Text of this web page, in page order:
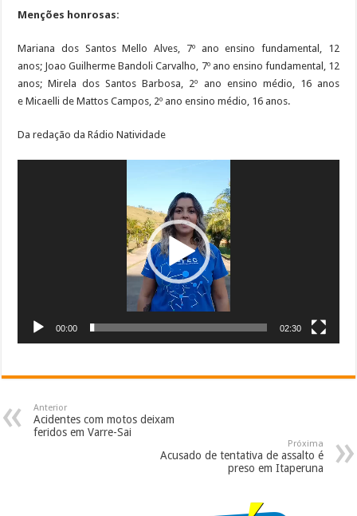
Menções honrosas:
Mariana dos Santos Mello Alves, 7º ano ensino fundamental, 12
anos; Joao Guilherme Bandoli Carvalho, 7º ano ensino fundamental, 12
anos; Mirela dos Santos Barbosa, 2º ano ensino médio, 16 anos
e Micaelli de Mattos Campos, 2º ano ensino médio, 16 anos.
Da redação da Rádio Natividade
00:00 02:30
Anterior
Acidentes com motos deixam
feridos em Varre-Sai
Próxima
Acusado de tentativa de assalto é
preso em Itaperuna